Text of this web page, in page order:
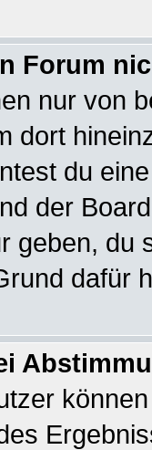
Forum
nur von
dort
du
der
geben, du
dafür